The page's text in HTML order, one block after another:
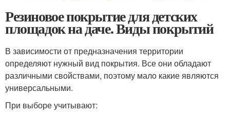
Резиновое покрытие для детских
площадок на даче. Виды покрытий
В зависимости от предназначения территории
определяют нужный вид покрытия. Все они обладают
различными свойствами, поэтому мало какие являются
универсальными.
При выборе учитывают: